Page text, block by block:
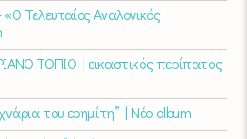
Τελευταίος Αναλογικός
ΤΟΠΙΟ | εικαστικός περίπατος
του ερημίτη” | Νέο album